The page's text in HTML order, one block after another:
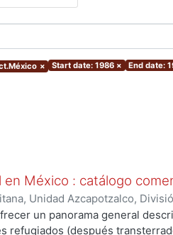
× Start date: 1986 × End date:
en México : catálogo
Unidad Azcapotzalco,
de Humanidades, Área de
un panorama general
refugiados (después